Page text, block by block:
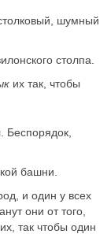
шумный
столпа.
их так, чтобы
Беспорядок,
башни.
и один у всех
они от того,
так чтобы один